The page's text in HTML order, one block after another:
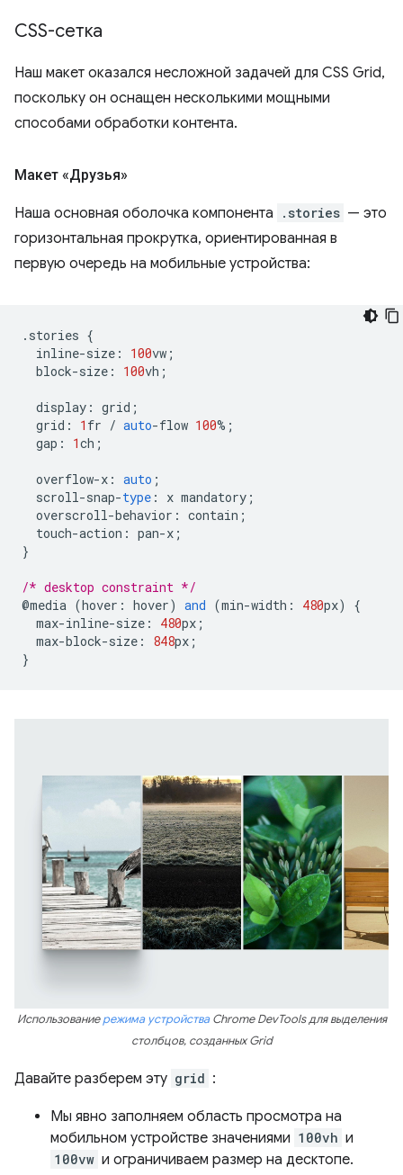
CSS-сетка
Наш макет оказался несложной задачей для CSS Grid,
поскольку он оснащен несколькими мощными
способами обработки контента.
Макет «Друзья»
Наша основная оболочка компонента .stories — это
горизонтальная прокрутка, ориентированная в
первую очередь на мобильные устройства:
. stories {
inline-size : 100vw ;
block-size : 100vh ;
display : grid ;
grid : 1 fr / auto-flow 100% ;
gap : 1ch ;
overflow-x : auto ;
scroll-snap-type : x mandatory ;
overscroll-behavior : contain ;
touch-action : pan-x ;
}
/* desktop constraint */
@media (hover : hover) and (min-width : 480px)
{
max-inline-size : 480px ;
max-block-size : 848px ;
}
Использованиережима устройстваChrome DevTools для выделения
столбцов, созданных Grid
Давайте разберем эту grid :
Мы явно заполняем область просмотра на
мобильном устройстве значениями 100vh и
100vw и ограничиваем размер на десктопе.